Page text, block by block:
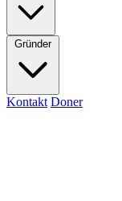
Gründer
Kontakt Doner